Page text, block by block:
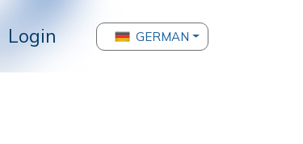
Login GERMAN